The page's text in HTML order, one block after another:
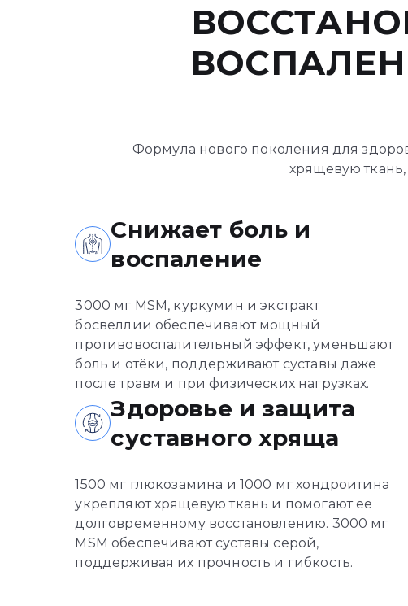
Формула нового поколения для
хрящевую
Снижает боль и
воспаление
3000 мг MSM, куркумин и экстракт
босвеллии обеспечивают мощный
противовоспалительный эффект, уменьшают
боль и отёки, поддерживают суставы даже
после травм и при физических нагрузках.
Здоровье и защита
суставного хряща
1500 мг глюкозамина и 1000 мг хондроитина
укрепляют хрящевую ткань и помогают её
долговременному восстановлению. 3000 мг
MSM обеспечивают суставы серой,
поддерживая их прочность и гибкость.